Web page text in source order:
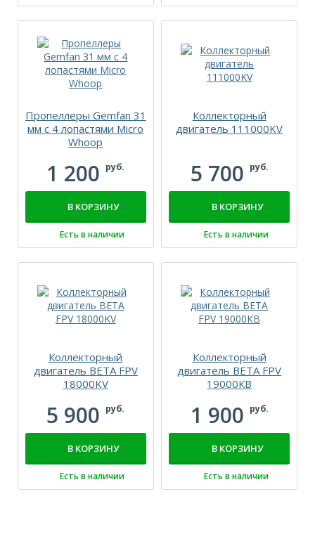
Пропеллеры Gemfan 31
мм с 4 лопастями Micro
Whoop
1 200 руб.
В КОРЗИНУ
Есть в наличии
Коллекторный
двигатель 111000KV
5 700 руб.
В КОРЗИНУ
Есть в наличии
Коллекторный
двигатель BETA FPV
18000KV
5 900 руб.
В КОРЗИНУ
Есть в наличии
Коллекторный
двигатель BETA FPV
19000КВ
1 900 руб.
В КОРЗИНУ
Есть в наличии